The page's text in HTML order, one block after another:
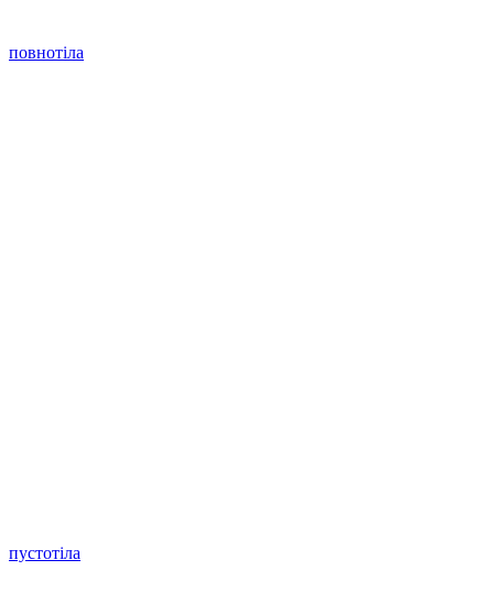
повнотіла
пустотіла